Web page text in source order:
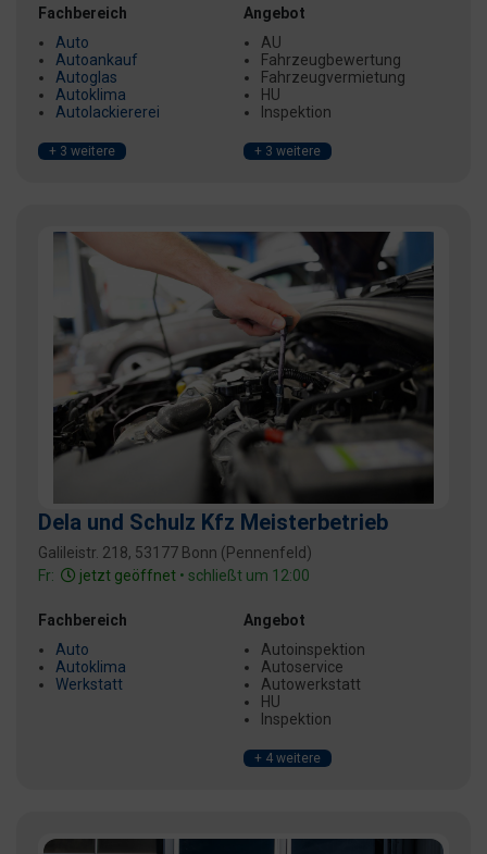
Fachbereich
Auto
Autoankauf
Autoglas
Autoklima
Autolackiererei
+ 3 weitere
Angebot
AU
Fahrzeugbewertung
Fahrzeugvermietung
HU
Inspektion
+ 3 weitere
Dela und Schulz Kfz Meisterbetrieb
Galileistr. 218, 53177 Bonn (Pennenfeld)
Fr:
jetzt geöffnet • schließt um 12:00
Fachbereich
Auto
Autoklima
Werkstatt
Angebot
Autoinspektion
Autoservice
Autowerkstatt
HU
Inspektion
+ 4 weitere